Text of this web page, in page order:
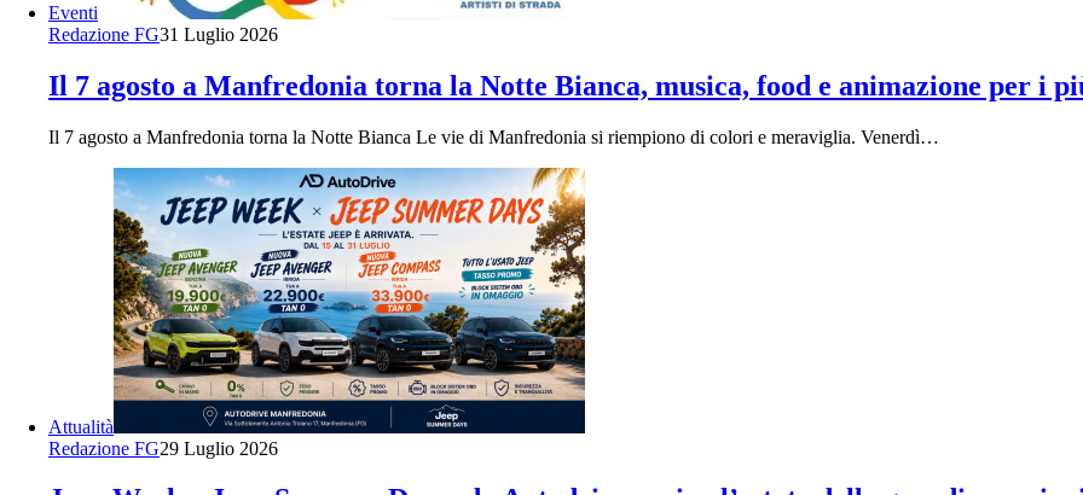
Eventi
Redazione FG31 Luglio 2026
Il 7 agosto a Manfredonia torna la Notte Bianca, musica, food e animazione per i
Il 7 agosto a Manfredonia torna la Notte Bianca Le vie di Manfredonia si riempiono di colori e meraviglia. Venerdì…
Attualità
Redazione FG29 Luglio 2026